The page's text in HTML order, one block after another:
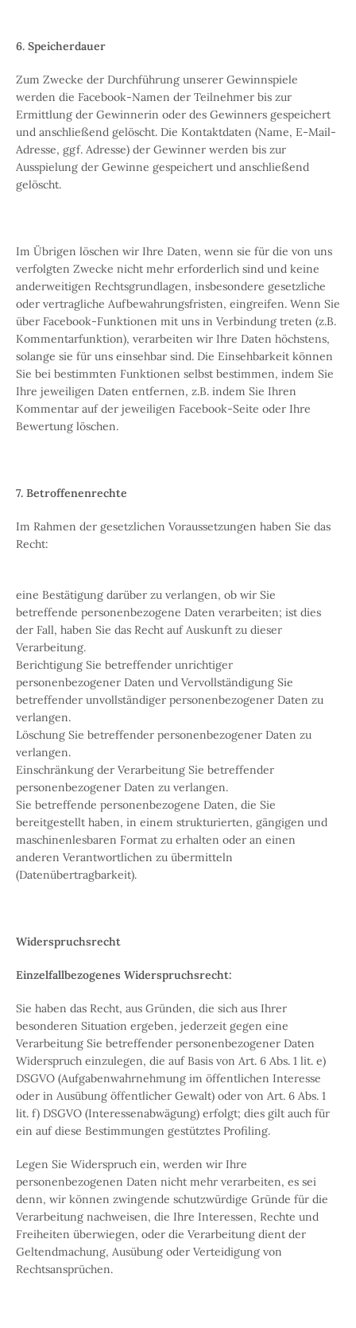
6. Speicherdauer
Zum Zwecke der Durchführung unserer Gewinnspiele
werden die Facebook-Namen der Teilnehmer bis zur
Ermittlung der Gewinnerin oder des Gewinners gespeichert
und anschließend gelöscht. Die Kontaktdaten (Name, E-Mail-
Adresse, ggf. Adresse) der Gewinner werden bis zur
Ausspielung der Gewinne gespeichert und anschließend
gelöscht.
Im Übrigen löschen wir Ihre Daten, wenn sie für die von uns
verfolgten Zwecke nicht mehr erforderlich sind und keine
anderweitigen Rechtsgrundlagen, insbesondere gesetzliche
oder vertragliche Aufbewahrungsfristen, eingreifen. Wenn Sie
über Facebook-Funktionen mit uns in Verbindung treten (z.B.
Kommentarfunktion), verarbeiten wir Ihre Daten höchstens,
solange sie für uns einsehbar sind. Die Einsehbarkeit können
Sie bei bestimmten Funktionen selbst bestimmen, indem Sie
Ihre jeweiligen Daten entfernen, z.B. indem Sie Ihren
Kommentar auf der jeweiligen Facebook-Seite oder Ihre
Bewertung löschen.
7. Betroffenenrechte
Im Rahmen der gesetzlichen Voraussetzungen haben Sie das
Recht:
eine Bestätigung darüber zu verlangen, ob wir Sie
betreffende personenbezogene Daten verarbeiten; ist dies
der Fall, haben Sie das Recht aufAuskunft zu dieser
Verarbeitung.
Berichtigung Sie betreffender unrichtiger
personenbezogener Daten und Vervollständigung Sie
betreffender unvollständiger personenbezogener Daten zu
verlangen.
Löschung Sie betreffender personenbezogener Daten zu
verlangen.
Einschränkung der Verarbeitung Sie betreffender
personenbezogener Daten zu verlangen.
Sie betreffende personenbezogene Daten, die Sie
bereitgestellt haben, in einem strukturierten, gängigen und
maschinenlesbaren Format zu erhalten oder an einen
anderen Verantwortlichen zu übermitteln
(Datenübertragbarkeit).
Widerspruchsrecht
Einzelfallbezogenes Widerspruchsrecht:
Sie haben das Recht, aus Gründen, die sich aus Ihrer
besonderen Situation ergeben, jederzeit gegen eine
Verarbeitung Sie betreffender personenbezogener Daten
Widerspruch einzulegen, die auf Basis von Art. 6 Abs. 1 lit. e)
DSGVO (Aufgabenwahrnehmung im öffentlichen Interesse
oder in Ausübung öffentlicher Gewalt) oder von Art. 6 Abs. 1
lit. f) DSGVO (Interessenabwägung) erfolgt; dies gilt auch für
ein auf diese Bestimmungen gestütztes Profiling.
Legen Sie Widerspruch ein, werden wir Ihre
personenbezogenen Daten nicht mehr verarbeiten, es sei
denn, wir können zwingende schutzwürdige Gründe für die
Verarbeitung nachweisen, die Ihre Interessen, Rechte und
Freiheiten überwiegen, oder die Verarbeitung dient der
Geltendmachung, Ausübung oder Verteidigung von
Rechtsansprüchen.